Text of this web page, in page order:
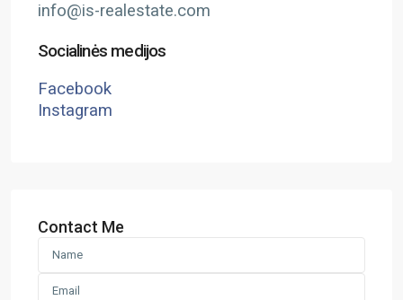
info@is-realestate.com
Socialinės medijos
Facebook
Instagram
Contact Me